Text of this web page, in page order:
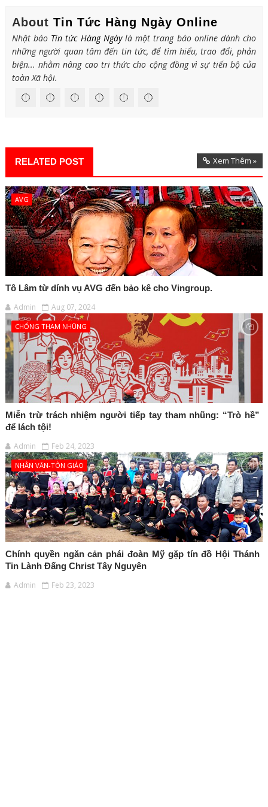
About Tin Tức Hàng Ngày Online
Nhật báo Tin tức Hàng Ngàylà một trang báo online dành cho
những người quan tâm đến tin tức, để tìm hiểu, trao đổi, phản
biện... nhằm nâng cao tri thức cho cộng đồng vì sự tiến bộ của
toàn Xã hội.
RELATED POST Xem Thêm »
AVG
Tô Lâm từ dính vụ AVG đến bảo kê cho Vingroup.
Admin
Aug 07, 2024
CHỐNG THAM NHŨNG
Miễn trừ trách nhiệm người tiếp tay tham nhũng: “Trò hề”
để lách tội!
Admin
Feb 24, 2023
NHÂN VĂN-TÔN GIÁO
Chính quyền ngăn cản phái đoàn Mỹ gặp tín đồ Hội Thánh
Tin Lành Đấng Christ Tây Nguyên
Admin
Feb 23, 2023